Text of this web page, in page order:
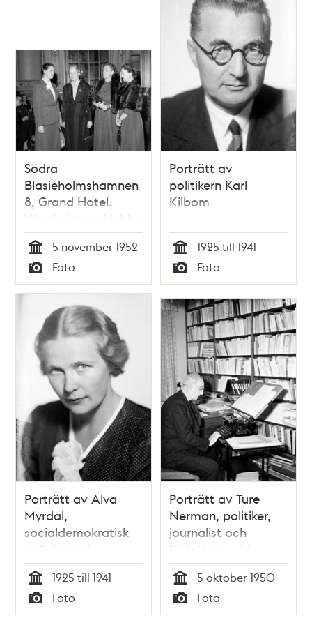
Södra
Blasieholmshamnen
8, Grand Hotel.
Yrkeskvinnors klubbs
klubbafton i
Spegelsalen. Fr. v.
politikern (s) Inga
Thorsson,
överdirektör Karin
Kock, byråinspektör
Majsa Andrell och
Maud Hasselgren
Tid
5 november 1952
Typ
Foto
Porträtt av
politikern Karl
Kilbom
Tid
1925 till 1941
Typ
Foto
Porträtt av Alva
Myrdal,
socialdemokratisk
politiker och
diplomat
Tid
1925 till 1941
Typ
Foto
Porträtt av Ture
Nerman, politiker,
journalist och
författare, vid
skrivmaskinen
Tid
5 oktober 1950
Typ
Foto